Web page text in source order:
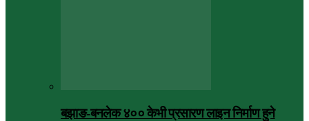
बझाङ-बनलेक ४०० केभी प्रसारण लाइन निर्माण हुने